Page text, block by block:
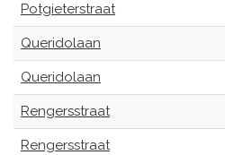
Potgieterstraat
Queridolaan
Queridolaan
Rengersstraat
Rengersstraat